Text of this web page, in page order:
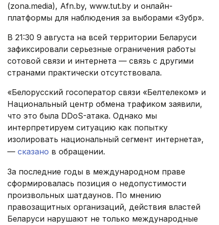
(zona.media), Afn.by, www.tut.by и онлайн-
платформы для наблюдения за выборами «Зубр».
В 21:30 9 августа на всей территории Беларуси
зафиксировали серьезные ограничения работы
сотовой связи и интернета — связь с другими
странами практически отсутствовала.
«Белорусский госоператор связи «Белтелеком» и
Национальный центр обмена трафиком заявили,
что это была DDoS-атака. Однако мы
интерпретируем ситуацию как попытку
изолировать национальный сегмент интернета»,
— сказано в обращении.
За последние годы в международном праве
сформировалась позиция о недопустимости
произвольных шатдаунов. По мнению
правозащитных организаций, действия властей
Беларуси нарушают не только международные